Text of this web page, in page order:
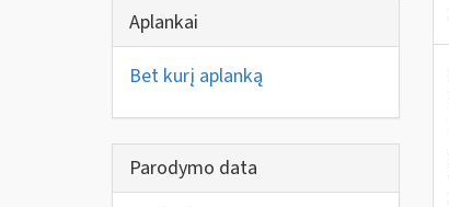
Aplankai
Bet kurį aplanką
Parodymo data